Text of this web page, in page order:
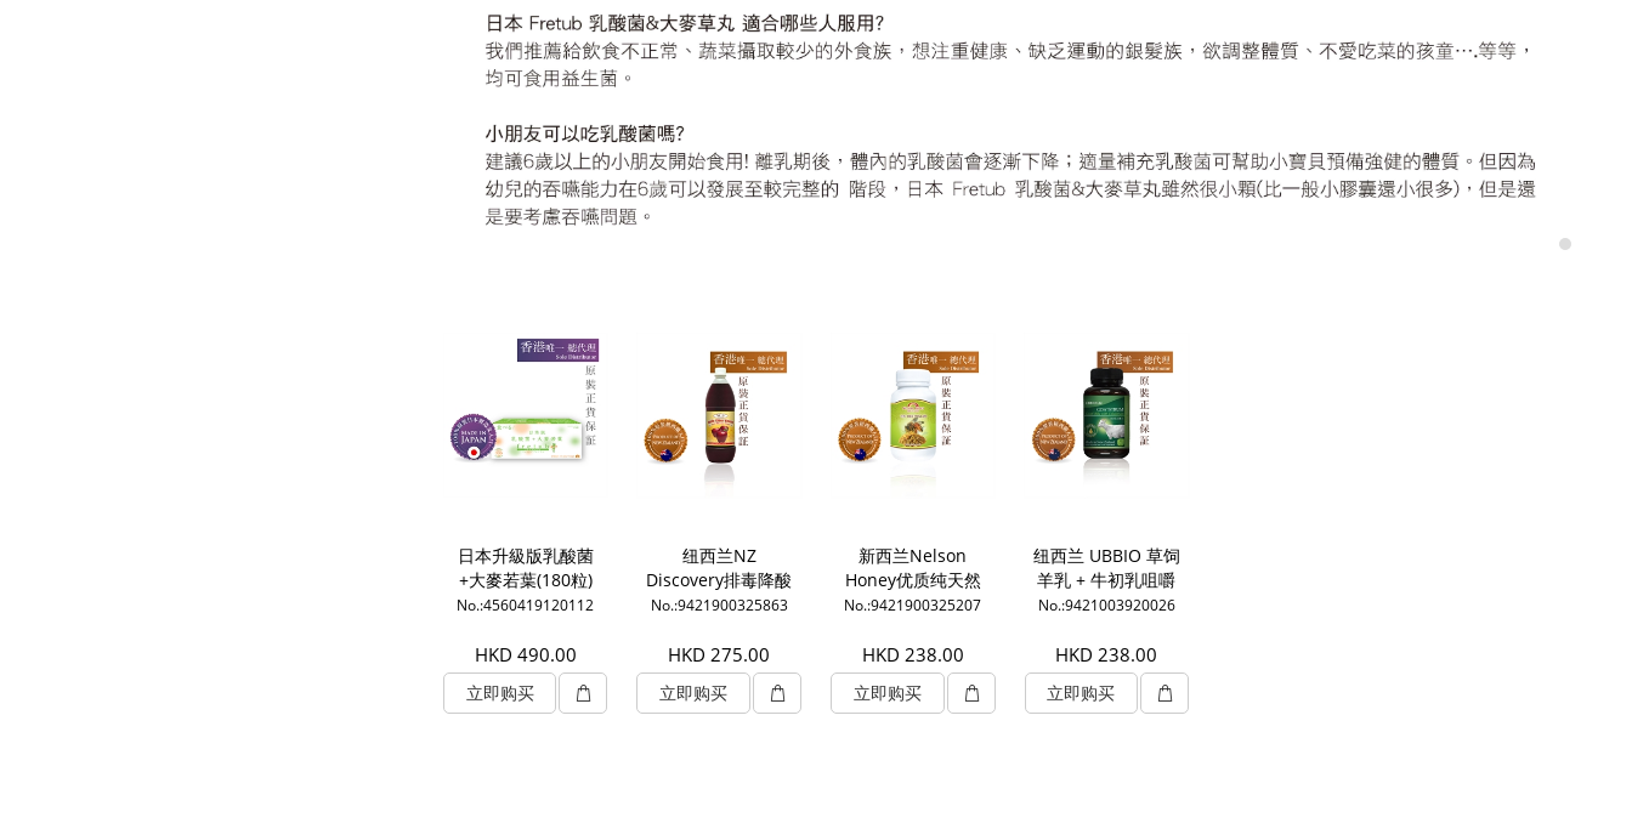
日本升級版乳酸菌
+大麥若葉(180粒)
No.:4560419120112
HKD 490.00
立即购买
纽西兰NZ
Discovery排毒降酸
苹果醋 [超浓缩]1升
No.:9421900325863
HKD 275.00
立即购买
新西兰Nelson
Honey优质纯天然
花粉(100粒)
No.:9421900325207
HKD 238.00
立即购买
纽西兰 UBBIO 草饲
羊乳 + 牛初乳咀嚼
片
No.:9421003920026
HKD 238.00
立即购买